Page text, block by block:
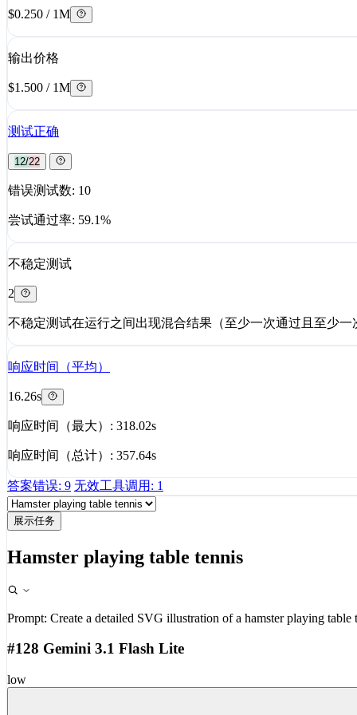
$0.250 / 1M
输出价格
$1.500 / 1M
测试正确
12/22
错误测试数: 10
尝试通过率: 59.1%
不稳定测试
2
不稳定测试在运行之间出现混合结果（至少一次通过且至少一
响应时间（平均）
16.26s
响应时间（最大）: 318.02s
响应时间（总计）: 357.64s
答案错误: 9 无效工具调用: 1
展示任务
Hamster playing table tennis
Prompt: Create a detailed SVG illustration of a hamster playing table
#128 Gemini 3.1 Flash Lite
low